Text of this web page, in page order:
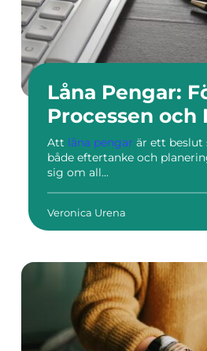
Låna Pengar:
Processen och
Att låna pengar är ett beslut
både eftertanke och
sig om all...
Veronica Urena